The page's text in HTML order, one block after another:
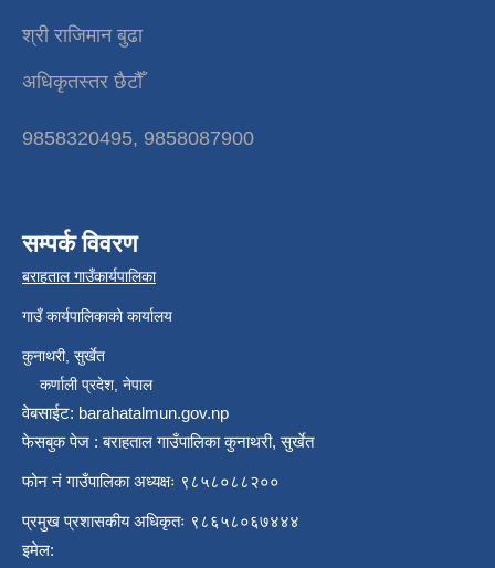
श्री राजिमान बुढा
अधिकृतस्तर छैटौँ
9858320495, 9858087900
सम्पर्क विवरण
बराहताल गाउँकार्यपालिका
गाउँ कार्यपालिकाको कार्यालय
कुनाथरी, सुर्खेत
कर्णाली प्रदेश, नेपाल
वेबसाईट: barahatalmun.gov.np
फेसबुक पेज : बराहताल गाउँपालिका कुनाथरी, सुर्खेत
फोन नं गाउँपालिका अध्यक्षः ९८५८०८८२००
प्रमुख प्रशासकीय अधिकृतः ९८६५८०६७४४४
इमेल: